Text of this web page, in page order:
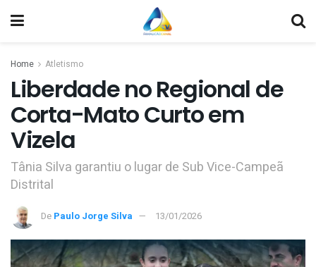
Home Atletismo
Liberdade no Regional de
Corta-Mato Curto em
Vizela
Tânia Silva garantiu o lugar de Sub Vice-Campeã
Distrital
De Paulo Jorge Silva 13/01/2026